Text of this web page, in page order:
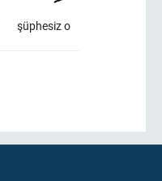
şüphesiz o